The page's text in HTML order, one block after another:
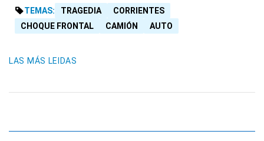
TEMAS: TRAGEDIA
CORRIENTES
CHOQUE FRONTAL
CAMIÓN AUTO
LAS MÁS LEIDAS